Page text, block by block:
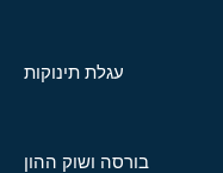
עגלת תינוקות
בורסה ושוק ההון